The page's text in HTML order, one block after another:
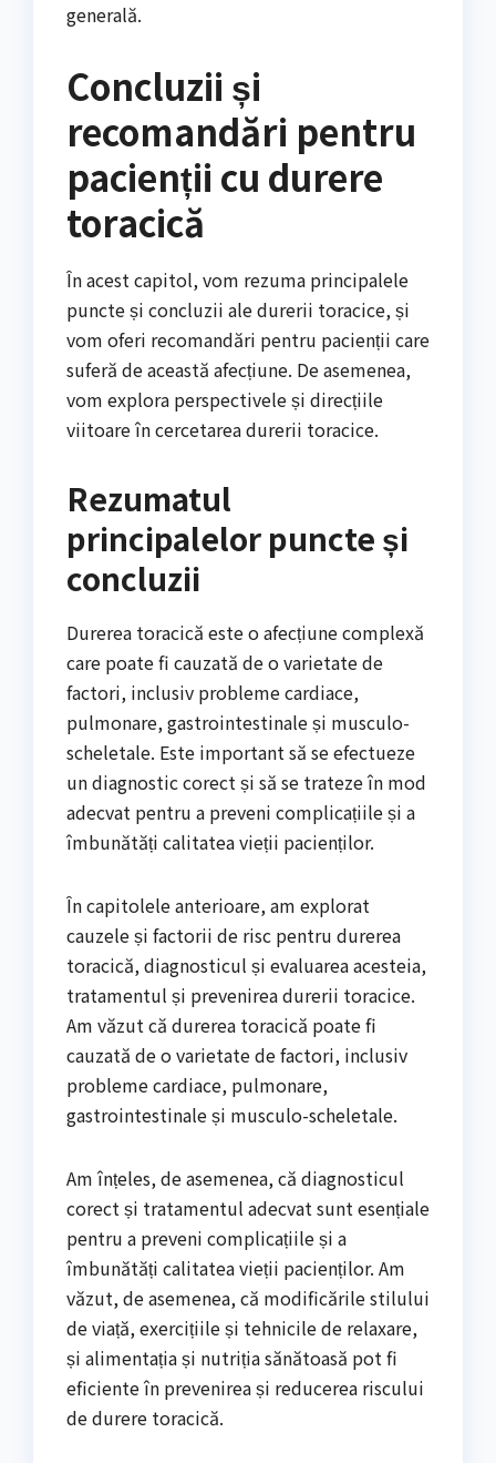
generală.
Concluzii și
recomandări pentru
pacienții cu durere
toracică
În acest capitol, vom rezuma principalele
puncte și concluzii ale durerii toracice, și
vom oferi recomandări pentru pacienții care
suferă de această afecțiune. De asemenea,
vom explora perspectivele și direcțiile
viitoare în cercetarea durerii toracice.
Rezumatul
principalelor puncte și
concluzii
Durerea toracică este o afecțiune complexă
care poate fi cauzată de o varietate de
factori, inclusiv probleme cardiace,
pulmonare, gastrointestinale și musculo-
scheletale. Este important să se efectueze
un diagnostic corect și să se trateze în mod
adecvat pentru a preveni complicațiile și a
îmbunătăți calitatea vieții pacienților.
În capitolele anterioare, am explorat
cauzele și factorii de risc pentru durerea
toracică, diagnosticul și evaluarea acesteia,
tratamentul și prevenirea durerii toracice.
Am văzut că durerea toracică poate fi
cauzată de o varietate de factori, inclusiv
probleme cardiace, pulmonare,
gastrointestinale și musculo-scheletale.
Am înțeles, de asemenea, că diagnosticul
corect și tratamentul adecvat sunt esențiale
pentru a preveni complicațiile și a
îmbunătăți calitatea vieții pacienților. Am
văzut, de asemenea, că modificările stilului
de viață, exercițiile și tehnicile de relaxare,
și alimentația și nutriția sănătoasă pot fi
eficiente în prevenirea și reducerea riscului
de durere toracică.